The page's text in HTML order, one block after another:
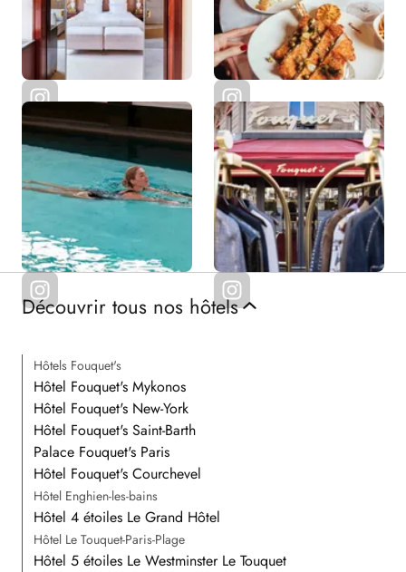
Découvrir tous nos hôtels
Hôtels Fouquet's
Hôtel Fouquet's Mykonos
Hôtel Fouquet's New-York
Hôtel Fouquet's Saint-Barth
Palace Fouquet's Paris
Hôtel Fouquet's Courchevel
Hôtel Enghien-les-bains
Hôtel 4 étoiles Le Grand Hôtel
Hôtel Le Touquet-Paris-Plage
Hôtel 5 étoiles Le Westminster Le Touquet